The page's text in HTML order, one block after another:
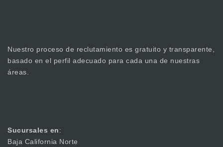
Nuestro proceso de reclutamiento es gratuito y transparente,
basado en el perfil adecuado para cada una de nuestras
áreas.
Sucursales en:
Baja California Norte